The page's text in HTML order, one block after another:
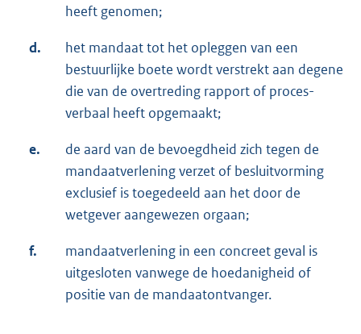
heeft genomen;
d.
het mandaat tot het opleggen van een
bestuurlijke boete wordt verstrekt aan degene
die van de overtreding rapport of proces-
verbaal heeft opgemaakt;
e.
de aard van de bevoegdheid zich tegen de
mandaatverlening verzet of besluitvorming
exclusief is toegedeeld aan het door de
wetgever aangewezen orgaan;
f.
mandaatverlening in een concreet geval is
uitgesloten vanwege de hoedanigheid of
positie van de mandaatontvanger.